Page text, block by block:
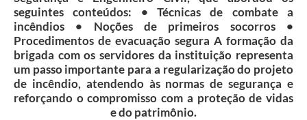
Telefones Úteis
Enquete
Agenda
Diário Oficial
seguintes conteúdos: • Técnicas de combate a
incêndios • Noções de primeiros socorros •
Procedimentos de evacuação segura A formação da
brigada com os servidores da instituição representa
um passo importante para a regularização do projeto
de incêndio, atendendo às normas de segurança e
reforçando o compromisso com a proteção de vidas
e do patrimônio.